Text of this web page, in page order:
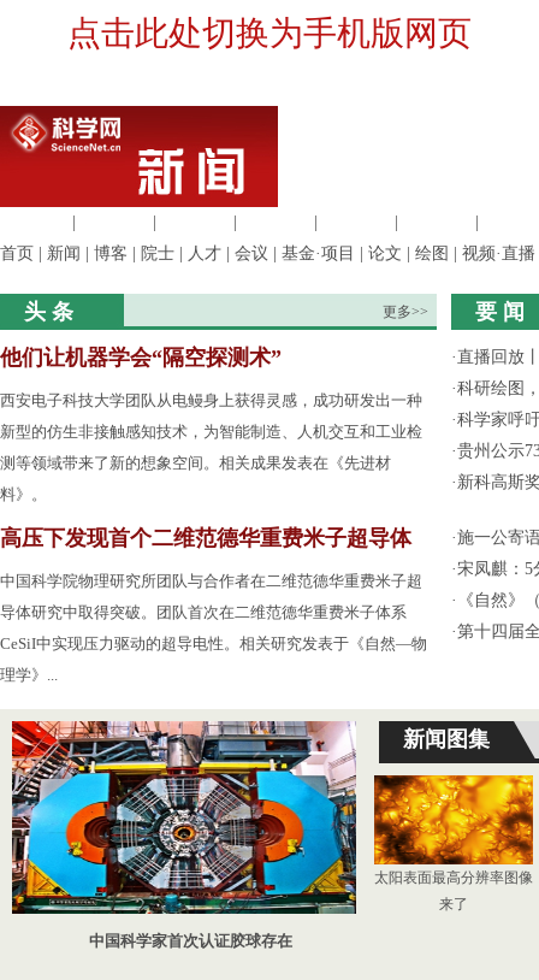
点击此处切换为手机版网页
首页
新闻 博客 院士 人才 会议 基金·项目 论文 绘图 视频·直播
头 条 更多>>
他们让机器学会“隔空探测术”
西安电子科技大学团队从电鳗身上获得灵感，成功研发出一种
新型的仿生非接触感知技术，为智能制造、人机交互和工业检
测等领域带来了新的想象空间。相关成果发表在《先进材
料》。
高压下发现首个二维范德华重费米子超导体
中国科学院物理研究所团队与合作者在二维范德华重费米子超
导体研究中取得突破。团队首次在二维范德华重费米子体系
CeSiI中实现压力驱动的超导电性。相关研究发表于《自然—物
理学》...
要 闻
·直播回放
·科研绘图
·科学家呼
·贵州公示
· 新科高斯
·施一公寄
·宋凤麒：5
·
《自然》
·第十四届
中国科学家首次认证胶球存在
新闻图集
太阳表面最高分辨率图像
来了